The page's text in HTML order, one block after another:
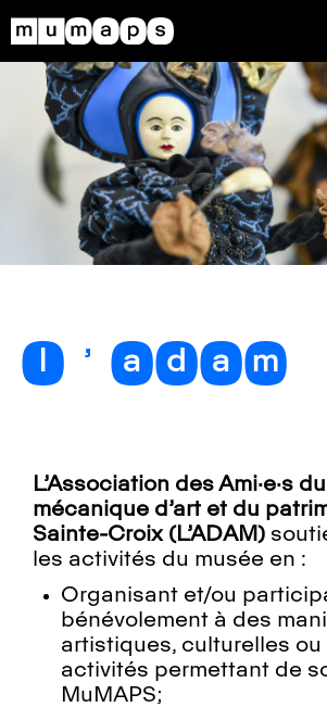
l’adam
L’Association des Ami·e·s
mécanique d’art et du
Sainte-Croix (L’ADAM)
les activités du musée en :
Organisant et/ou
bénévolement à des
artistiques, culturelles ou
activités permettant de
MuMAPS;